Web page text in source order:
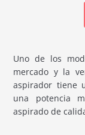
Uno de los
mercado y la
aspirador tiene
una potencia
aspirado de